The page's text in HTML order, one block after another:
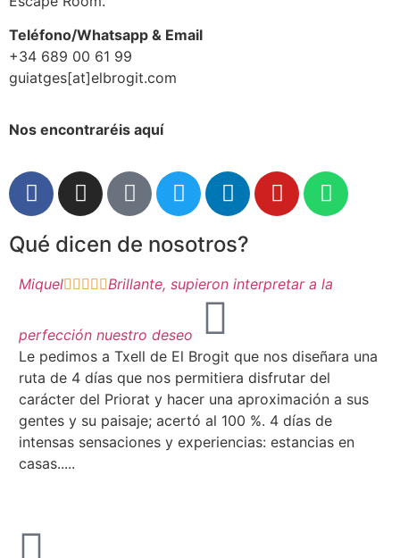
Teléfono/Whatsapp & Email
+34 689 00 61 99
guiatges[at]elbrogit.com
Nos encontraréis aquí
Qué dicen de nosotros?
Miquel    Brillante, supieron interpretar a la
perfección nuestro deseo
Le pedimos a Txell de El Brogit que nos diseñara una
ruta de 4 días que nos permitiera disfrutar del
carácter del Priorat y hacer una aproximación a sus
gentes y su paisaje; acertó al 100 %. 4 días de
intensas sensaciones y experiencias: estancias en
casas.....